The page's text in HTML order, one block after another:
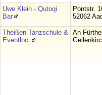
Uwe Klein - Qutoqi
Bar
Pontstr.
52062
Theißen Tanzschule &
Eventloc.
An